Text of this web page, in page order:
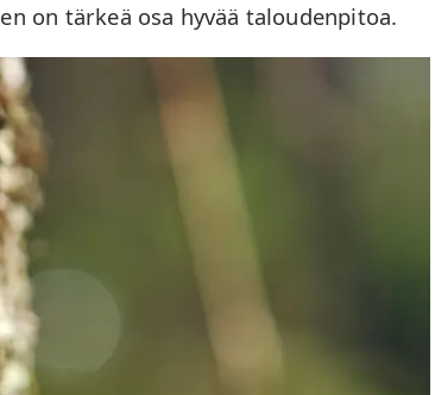
on tärkeä osa hyvää taloudenpitoa.